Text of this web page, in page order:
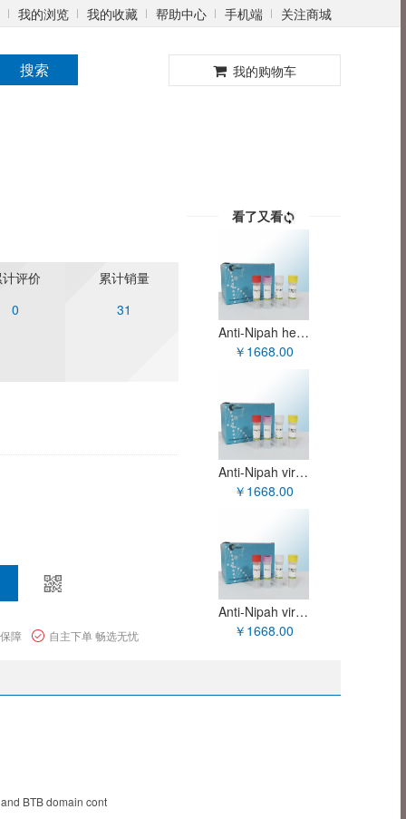
我的浏览 我的收藏 帮助中心 手机端 关注商城
搜索 我的购物车
评价
0
累计销量
31
障 自主下单 畅选无忧
看了又看
Anti-Nipah henipavirus M/Matrix protein Polyclonal Antibody XYP-90005H
￥1668.00
Anti-Nipah virus M/Protein M Polyclonal Antibody XYP-90004H
￥1668.00
Anti-Nipah virus/HeV Protein N/Nucleoprotein Polyclonal Antibody XYP-90003H
￥1668.00
BTB domain cont